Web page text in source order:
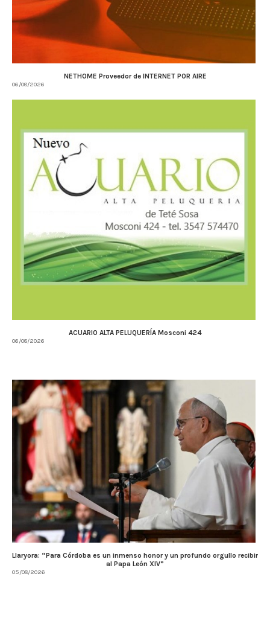
NETHOME Proveedor de INTERNET POR AIRE
06/08/2026
ACUARIO ALTA PELUQUERÍA Mosconi 424
06/08/2026
Llaryora: “Para Córdoba es un inmenso honor y un profundo orgullo recibir
al Papa León XIV”
05/08/2026